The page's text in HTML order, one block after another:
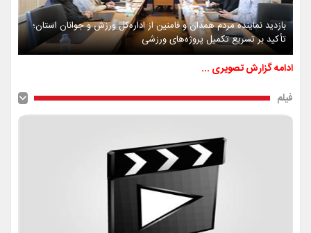
بازدید نماینده مردم همدان و فامنین از اداره‌کل ورزش و جوانان استان؛
تأکید بر تسریع تکمیل پروژه‌های ورزشی
ادامه گزارش تصویری ...
فیلم